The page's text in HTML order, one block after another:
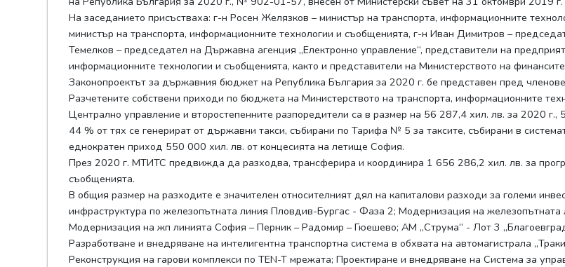
На заседанието присъстваха: г-н Росен Желязков – министър на транспорта, информационните
министър на транспорта, информационните технологии и съобщенията, г-н Иван Димитров –
Темелков – председател на Държавна агенция „Електронно управление“, представители на
информационните технологии и съобщенията, както и представители на Министерството на
Законопроектът за държавния бюджет на Република България за 2020 г. бе представен пред
Разчетените собствени приходи по бюджета на Министерството на транспорта, информационните
Централно управление и второстепенните разпоредители са в размер на 56 287,4 хил. лв. за 2020
44 % от тях се генерират от държавни такси, събирани по Тарифа № 5 за таксите, събирани в
еднократен приход 550 000 хил. лв. от концесията на летище София.
През 2020 г. МТИТС предвижда да разходва, трансферира и координира 1 656 286,2 хил. лв. за
съобщенията.
В общия размер на разходите e значителен относителният дял на капиталови разходи за големи
инфраструктура по железопътната линия Пловдив-Бургас - Фаза 2; Модернизация на
Модернизация на жп линията София – Перник – Радомир – Гюешево; АМ „Струма“ - Лот 3
Разработване и внедряване на интелигентна транспортна система в обхвата на автомагистрала
Реконструкция на гарови комплекси по TEN-T мрежата; Проектиране и внедряване на Система за